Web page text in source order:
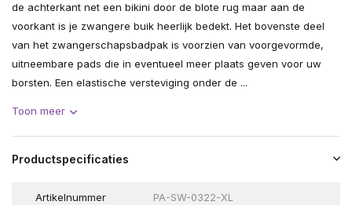
de achterkant net een bikini door de blote rug maar aan de
voorkant is je zwangere buik heerlijk bedekt. Het bovenste deel
van het zwangerschapsbadpak is voorzien van voorgevormde,
uitneembare pads die in eventueel meer plaats geven voor uw
borsten. Een elastische versteviging onder de ...
Toon meer
Productspecificaties
Artikelnummer PA-SW-0322-XL